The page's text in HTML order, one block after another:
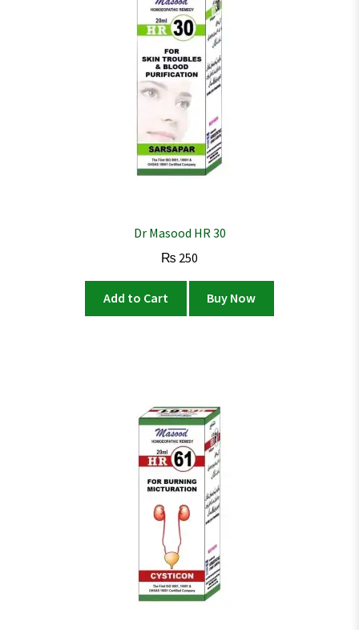
Dr Masood HR 30
₨ 250
Add to Cart Buy Now